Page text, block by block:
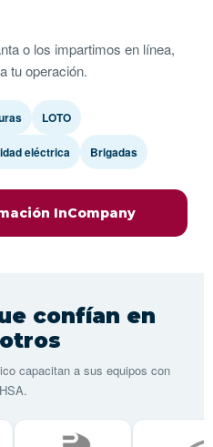
o los impartimos en línea,
tu operación.
LOTO
eléctrica Brigadas
InCompany
confían en
capacitan a sus equipos con